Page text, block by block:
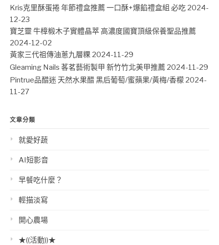
Kris克里酥蛋捲 年節禮盒推薦 一口酥+爆餡禮盒組 必吃 2024-
12-23
寶芝靈 牛樟椴木子實體晶萃 高濃度國寶頂級保養聖品推薦
2024-12-02
黃家三代祖傳油蔥九層粿 2024-11-29
Gleaming Nails 茖茗藝術製甲 新竹竹北美甲推薦 2024-11-29
Pintrue品醋迷 天然水果醋 黑后葡萄/蜜蘋果/黃梅/香檬 2024-
11-27
文章分類
就愛好蔬
AI短影音
早餐吃什麼？
輕描淡寫
開心農場
★((活動))★